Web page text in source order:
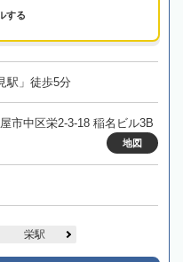
する
駅」徒歩5分
市中区栄2-3-18 稲名ビル3B
地図
栄駅